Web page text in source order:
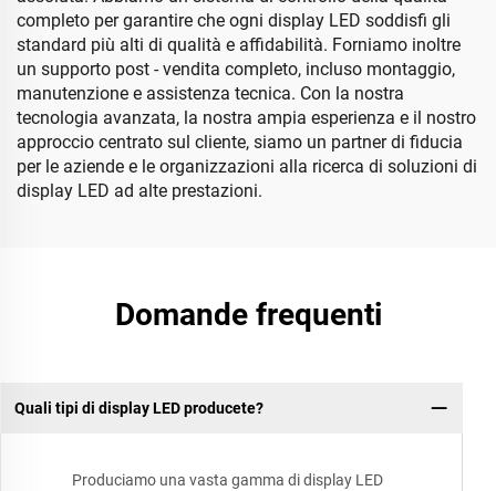
completo per garantire che ogni display LED soddisfi gli
standard più alti di qualità e affidabilità. Forniamo inoltre
un supporto post - vendita completo, incluso montaggio,
manutenzione e assistenza tecnica. Con la nostra
tecnologia avanzata, la nostra ampia esperienza e il nostro
approccio centrato sul cliente, siamo un partner di fiducia
per le aziende e le organizzazioni alla ricerca di soluzioni di
display LED ad alte prestazioni.
Domande frequenti
Quali tipi di display LED producete?
Produciamo una vasta gamma di display LED